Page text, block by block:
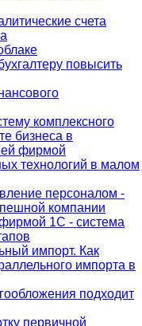
счета
повысить
комплексного
бизнеса в
фирмой
технологий в малом
персоналом -
компании
1C - система
импорт. Как
импорта в
подходит
первичной